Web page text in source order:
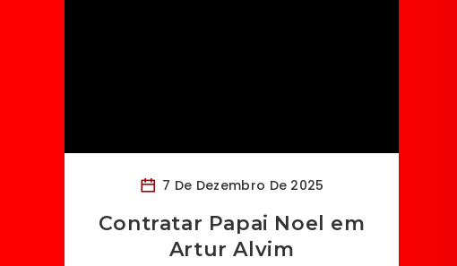
7 De Dezembro De 2025
Contratar Papai Noel em
Artur Alvim